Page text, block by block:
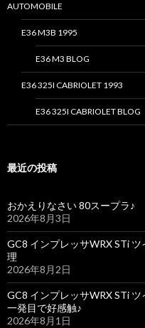
AUTOMOBILE
E36 M3B 1995
E36 M3 BLOG
E36 325I CABRIOLET 1993
E36 325I CABRIOLET BLOG
最近の投稿
おかえりなさい 80スープラ♪
2026年8月3日
GC8 インプレッサWRX STi
理
2026年8月2日
GC8 インプレッサWRX STi
一発目で好感触♪
2026年8月1日